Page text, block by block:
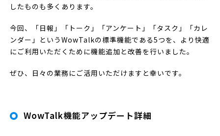
したものも多くあります。
今回、「日報」「トーク」「アンケート」「タスク」「カレ
ンダー」というWowTalkの標準機能である5つを、より快適
にご利用いただくために機能追加と改善を行いました。
ぜひ、日々の業務にご活用いただけますと幸いです。
WowTalk機能アップデート詳細